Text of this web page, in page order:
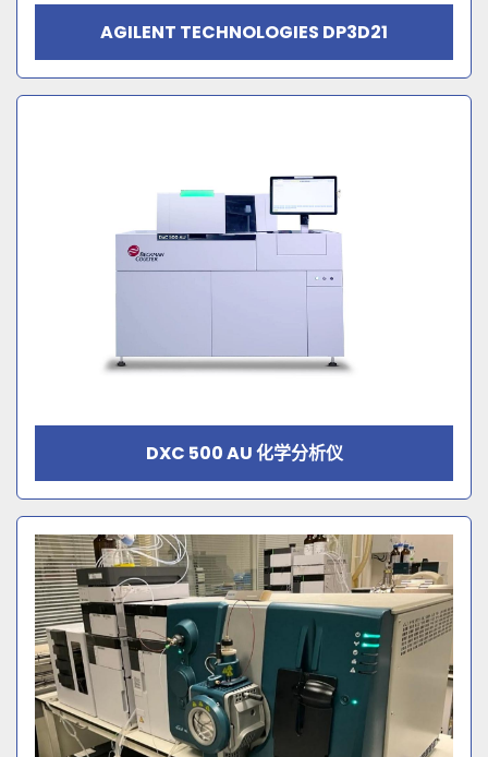
AGILENT TECHNOLOGIES DP3D21
DXC 500 AU 化学分析仪